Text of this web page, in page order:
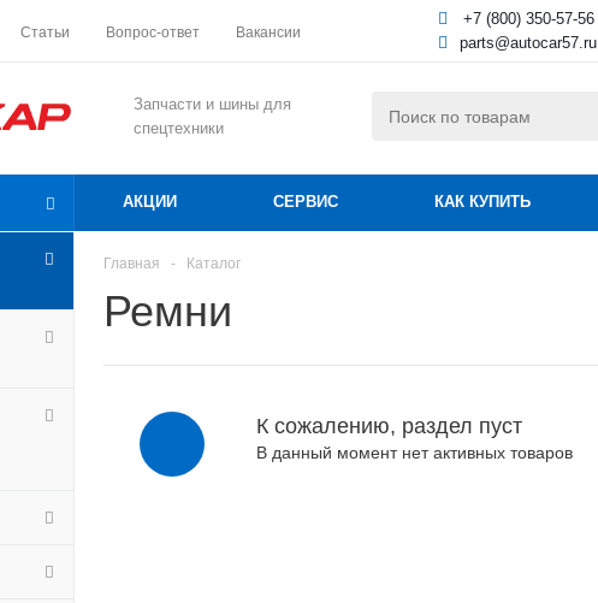
Статьи Вопрос-ответ Вакансии
+7 (800) 350-57-56
parts@autocar57.ru
Запчасти и шины для
спецтехники
АКЦИИ СЕРВИС КАК КУПИТЬ
Главная - Каталог
Ремни
К сожалению, раздел пуст
В данный момент нет активных товаров